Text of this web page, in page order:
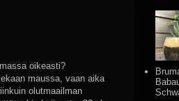
oikeasti?
maussa, vaan aika
olutmaailman